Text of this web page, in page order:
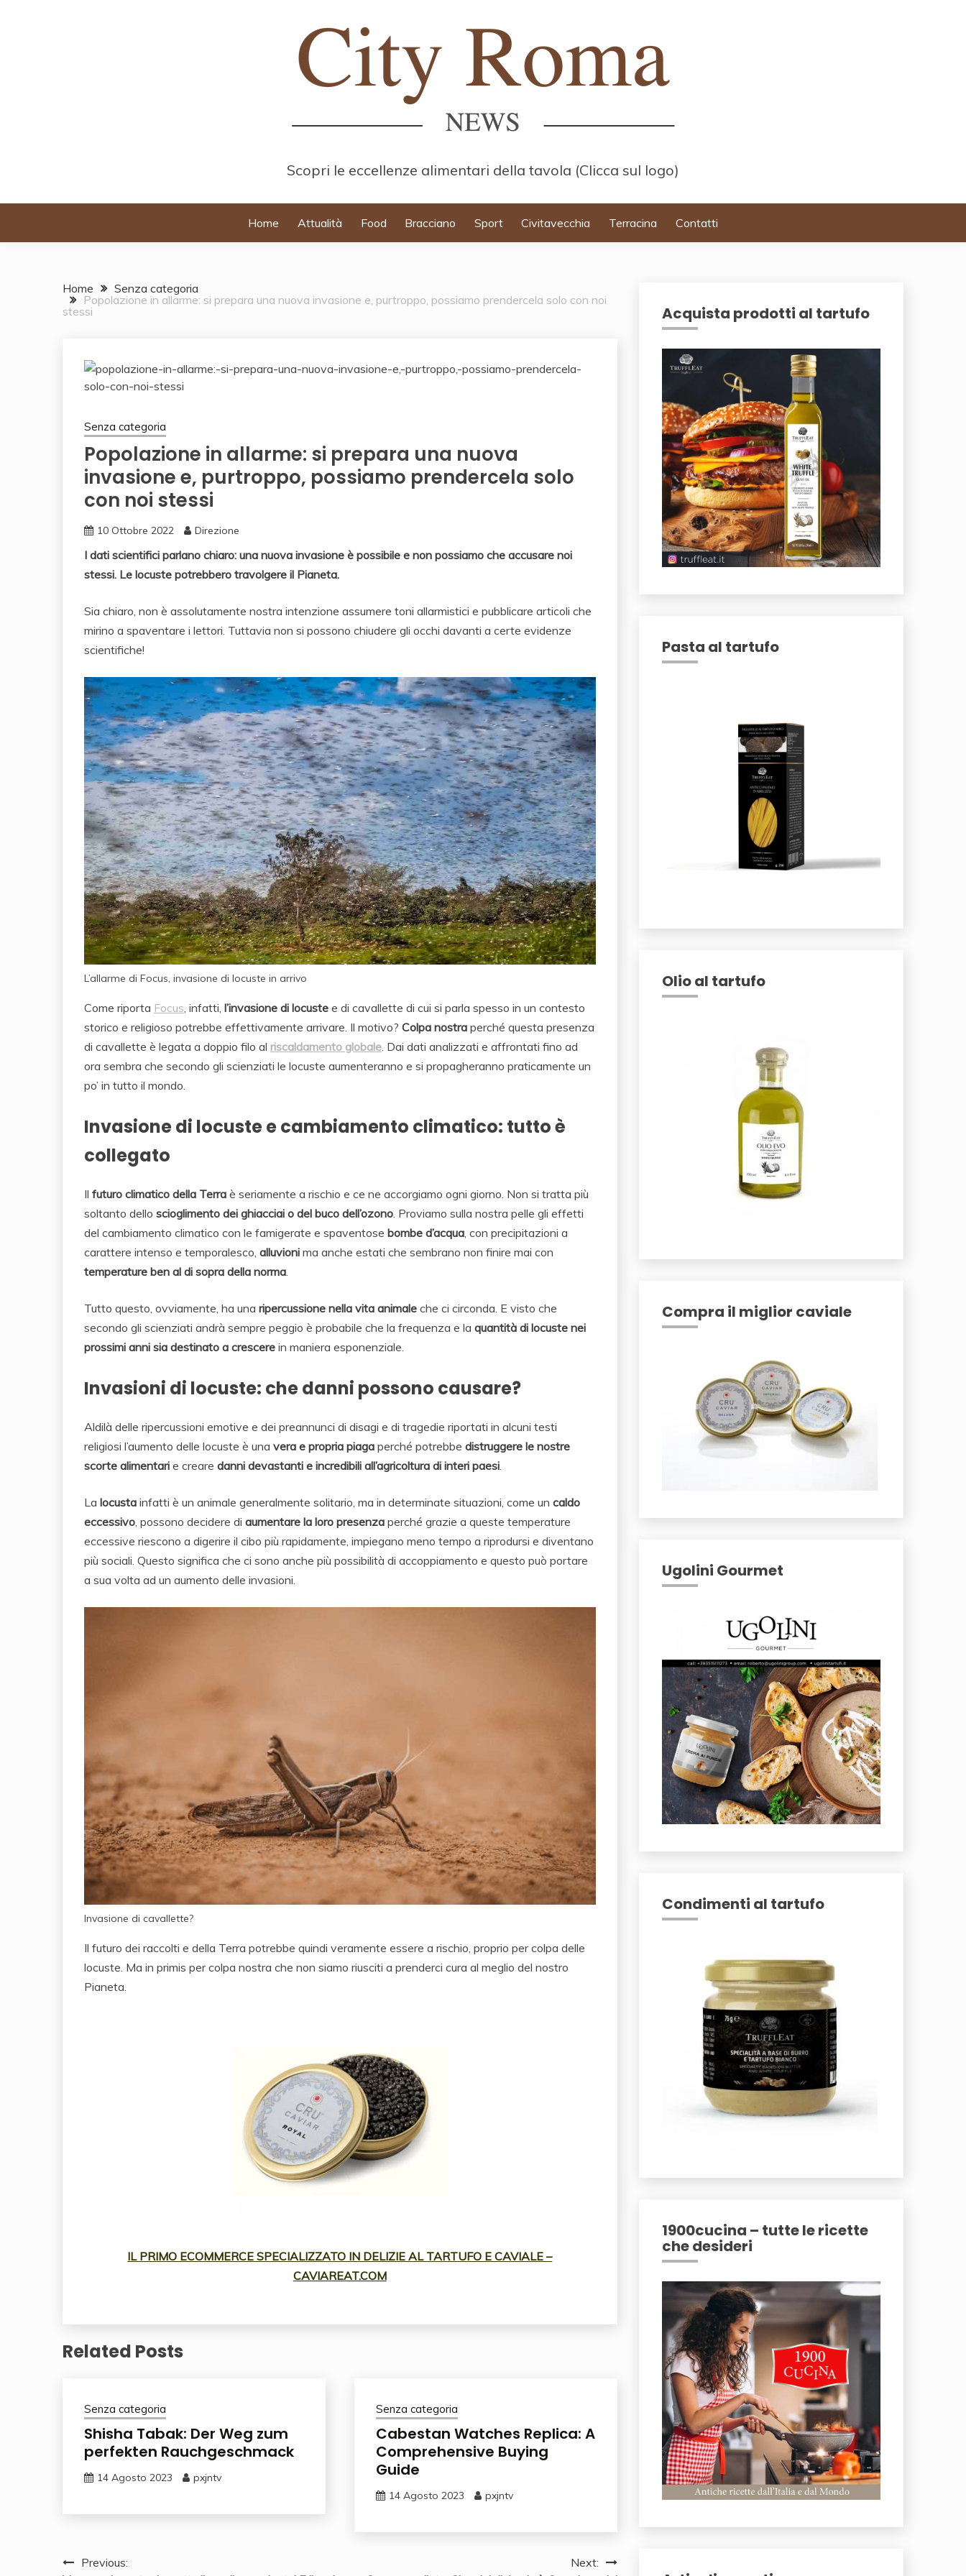
Scopri le eccellenze alimentari della tavola (Clicca sul logo)
Home Attualità Food Bracciano Sport Civitavecchia Terracina Contatti
Home
Senza categoria
Popolazione in allarme: si prepara una nuova invasione e, purtroppo, possiamo prendercela solo con noi
stessi
Senza categoria
Popolazione in allarme: si prepara una nuova
invasione e, purtroppo, possiamo prendercela solo
con noi stessi
10 Ottobre 2022 Direzione
I dati scientifici parlano chiaro: una nuova invasione è possibile e non possiamo che accusare noi
stessi. Le locuste potrebbero travolgere il Pianeta.
Sia chiaro, non è assolutamente nostra intenzione assumere toni allarmistici e pubblicare articoli che
mirino a spaventare i lettori. Tuttavia non si possono chiudere gli occhi davanti a certe evidenze
scientifiche!
L’allarme di Focus, invasione di locuste in arrivo
Come riporta Focus, infatti, l’invasione di locuste e di cavallette di cui si parla spesso in un contesto
storico e religioso potrebbe effettivamente arrivare. Il motivo? Colpa nostra perché questa presenza
di cavallette è legata a doppio filo al riscaldamento globale. Dai dati analizzati e affrontati fino ad
ora sembra che secondo gli scienziati le locuste aumenteranno e si propagheranno praticamente un
po’ in tutto il mondo.
Invasione di locuste e cambiamento climatico: tutto è
collegato
Il futuro climatico della Terra è seriamente a rischio e ce ne accorgiamo ogni giorno. Non si tratta più
soltanto dello scioglimento dei ghiacciai o del buco dell’ozono. Proviamo sulla nostra pelle gli effetti
del cambiamento climatico con le famigerate e spaventose bombe d’acqua, con precipitazioni a
carattere intenso e temporalesco, alluvioni ma anche estati che sembrano non finire mai con
temperature ben al di sopra della norma.
Tutto questo, ovviamente, ha una ripercussione nella vita animale che ci circonda. E visto che
secondo gli scienziati andrà sempre peggio è probabile che la frequenza e la quantità di locuste nei
prossimi anni sia destinato a crescere in maniera esponenziale.
Invasioni di locuste: che danni possono causare?
Aldilà delle ripercussioni emotive e dei preannunci di disagi e di tragedie riportati in alcuni testi
religiosi l’aumento delle locuste è una vera e propria piaga perché potrebbe distruggere le nostre
scorte alimentari e creare danni devastanti e incredibili all’agricoltura di interi paesi.
La locusta infatti è un animale generalmente solitario, ma in determinate situazioni, come un caldo
eccessivo, possono decidere di aumentare la loro presenza perché grazie a queste temperature
eccessive riescono a digerire il cibo più rapidamente, impiegano meno tempo a riprodursi e diventano
più sociali. Questo significa che ci sono anche più possibilità di accoppiamento e questo può portare
a sua volta ad un aumento delle invasioni.
Invasione di cavallette?
Il futuro dei raccolti e della Terra potrebbe quindi veramente essere a rischio, proprio per colpa delle
locuste. Ma in primis per colpa nostra che non siamo riusciti a prenderci cura al meglio del nostro
Pianeta.
IL PRIMO ECOMMERCE SPECIALIZZATO IN DELIZIE AL TARTUFO E CAVIALE –
CAVIAREAT.COM
Related Posts
Senza categoria
Shisha Tabak: Der Weg zum
perfekten Rauchgeschmack
14 Agosto 2023 pxjntv
Senza categoria
Cabestan Watches Replica: A
Comprehensive Buying
Guide
14 Agosto 2023 pxjntv
Navigazione
Previous:
Next:
Acquista prodotti al tartufo
Pasta al tartufo
Olio al tartufo
Compra il miglior caviale
Ugolini Gourmet
Condimenti al tartufo
1900cucina – tutte le ricette
che desideri